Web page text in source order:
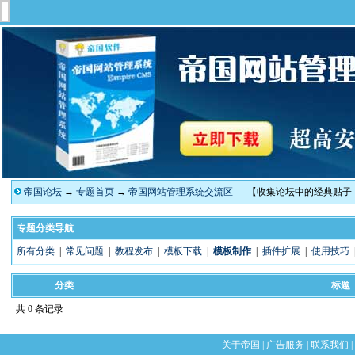
帝国论坛→ 专题首页→ 帝国网站管理系统交流区 【收集论坛中的经典贴子
专题分类导航
所有分类| 常见问题 教程发布| 模板下载| 模板制作| 插件扩展 使用技巧
分类 标题
共 0 条记录
关于帝国 广告服务 联系我们